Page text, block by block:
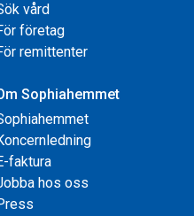
vård
företag
remittenter
Sophiahemmet
faktura
hos oss